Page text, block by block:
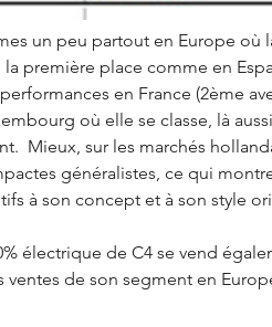
un peu partout en Europe où
première place comme en
en France (2ème
où elle se classe, là
Mieux, sur les marchés
généralistes, ce qui
à son concept et à son style
électrique de C4 se vend
ventes de son segment en